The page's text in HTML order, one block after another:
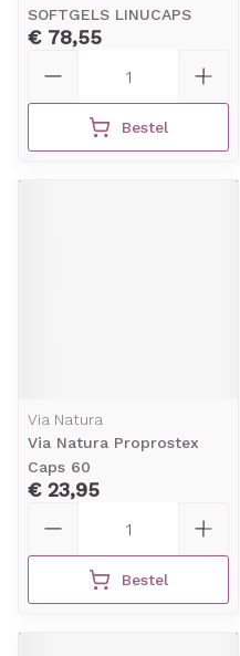
SOFTGELS LINUCAPS
€ 78,55
Bestel
Via Natura
Via Natura Proprostex
Caps 60
€ 23,95
Bestel